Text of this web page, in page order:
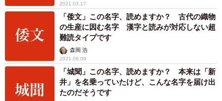
2021.03.17
「倭文」この名字、読めますか？ 古代の織物
の生産に因む名字 漢字と読みが対応しない超
難読タイプです
森岡 浩
2021.06.09
「城聞」この名字、読めますか？ 本来は「新
井」を名乗っていたけど、こんな名字を届け出
たのだそうです